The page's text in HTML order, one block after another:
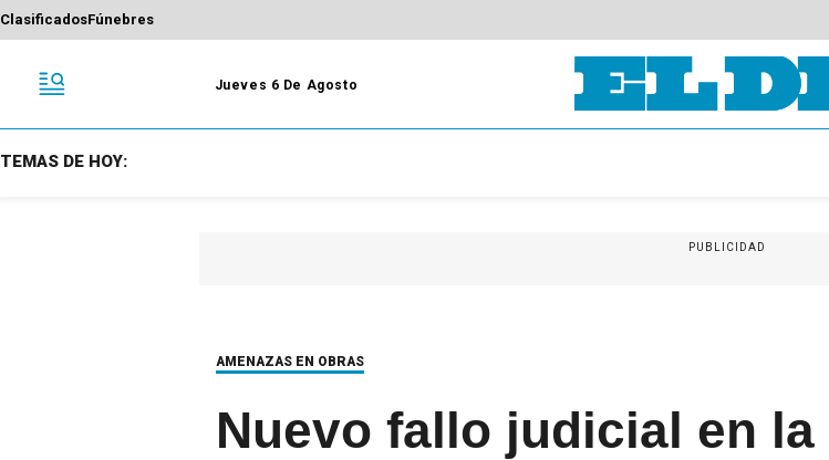
ClasificadosFúnebres
Jueves 6 De Agosto
TEMAS DE HOY:
PUBLICIDAD
AMENAZAS EN OBRAS
Nuevo fallo judicial en